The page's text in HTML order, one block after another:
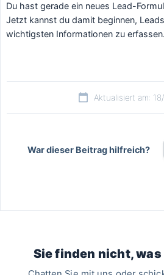
Du hast gerade ein neues Lead-
Jetzt kannst du damit beginnen,
wichtigsten Informationen zu erfassen.
Aktualisiert am:
War dieser Beitrag hilfreich?
Sie finden nicht, was